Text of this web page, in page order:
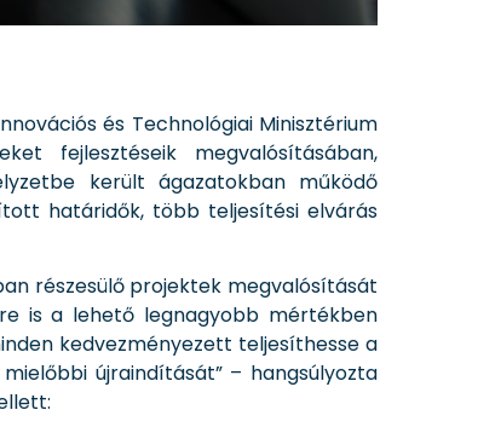
és Technológiai Minisztérium
fejlesztéseik megvalósításában,
került ágazatokban működő
határidők, több teljesítési elvárás
részesülő projektek megvalósítását
is a lehető legnagyobb mértékben
kedvezményezett teljesíthesse a
újraindítását” – hangsúlyozta